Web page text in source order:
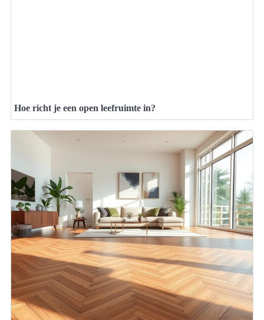
Hoe richt je een open leefruimte in?